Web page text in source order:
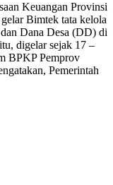
Keuangan Provinsi
Bimtek tata kelola
Dana Desa (DD) di
digelar sejak 17 –
BPKP Pemprov
Pemerintah